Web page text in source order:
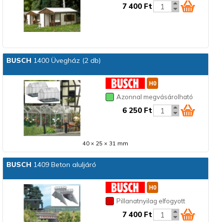
7 400 Ft
BUSCH 1400 Üvegház (2 db)
Azonnal megvásárolható
6 250 Ft
40 × 25 × 31 mm
BUSCH 1409 Beton aluljáró
Pillanatnyilag elfogyott
7 400 Ft